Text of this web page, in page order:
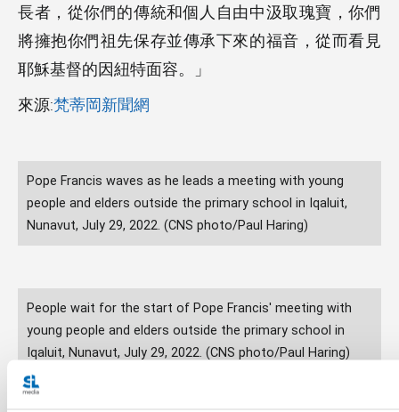
長者，從你們的傳統和個人自由中汲取瑰寶，你們
將擁抱你們祖先保存並傳承下來的福音，從而看見
耶穌基督的因紐特面容。」
來源:梵蒂岡新聞網
Pope Francis waves as he leads a meeting with young
people and elders outside the primary school in Iqaluit,
Nunavut, July 29, 2022. (CNS photo/Paul Haring)
People wait for the start of Pope Francis' meeting with
young people and elders outside the primary school in
Iqaluit, Nunavut, July 29, 2022. (CNS photo/Paul Haring)